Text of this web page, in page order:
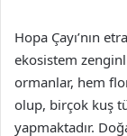
Hopa Çayı’nın
ekosistem
ormanlar, hem
olup, birçok kuş
yapmaktadır.